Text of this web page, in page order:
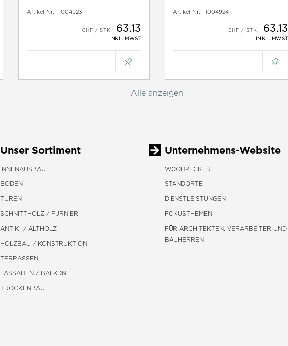
Artikel-Nr: 1004923
63.13
INKL. MWST
Artikel-Nr: 1004924
63.13
INKL. MWST
Alle anzeigen
Unser Sortiment
INNENAUSBAU
BODEN
TÜREN
SCHNITTHOLZ / FURNIER
ANTIK- / ALTHOLZ
HOLZBAU / KONSTRUKTION
TERRASSEN
FASSADEN / BALKONE
TROCKENBAU
Unternehmens-Website
WOODPECKER
STANDORTE
DIENSTLEISTUNGEN
FOKUSTHEMEN
FÜR ARCHITEKTEN, VERARBEITER UND
BAUHERREN